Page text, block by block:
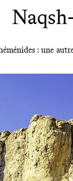
: une